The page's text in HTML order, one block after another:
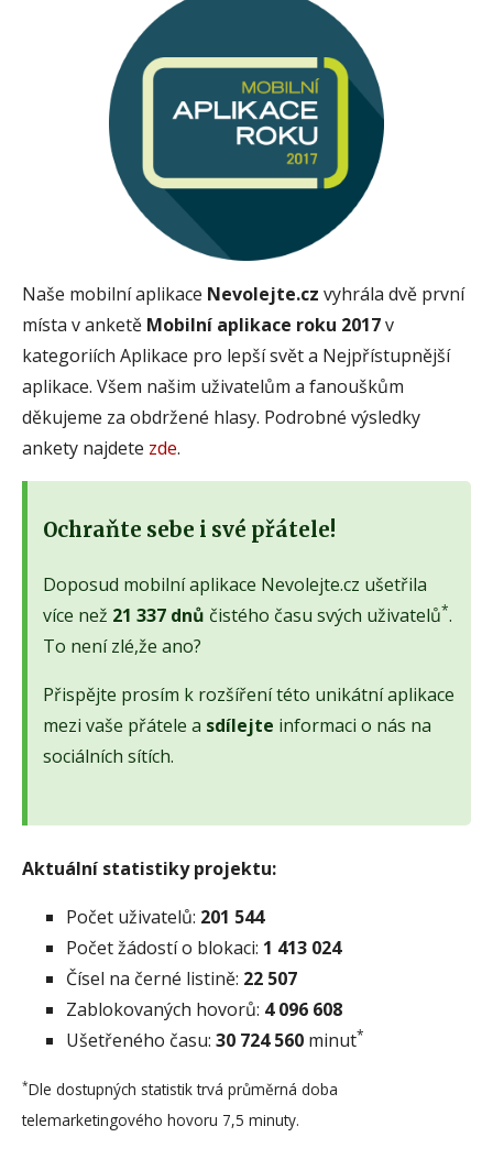
Naše mobilní aplikace Nevolejte.cz vyhrála dvě první
místa v anketě Mobilní aplikace roku 2017v
kategoriích Aplikace pro lepší svět a Nejpřístupnější
aplikace. Všem našim uživatelům a fanouškům
děkujeme za obdržené hlasy. Podrobné výsledky
ankety najdete zde.
Ochraňte sebe i své přátele!
Doposud mobilní aplikace Nevolejte.cz ušetřila
více než 21 337 dnů čistého času svých uživatelů*.
To není zlé,že ano?
Přispějte prosím k rozšíření této unikátní aplikace
mezi vaše přátele a sdílejte informaci o nás na
sociálních sítích.
Aktuální statistiky projektu:
Počet uživatelů: 201 544
Počet žádostí o blokaci: 1 413 024
Čísel na černé listině: 22 507
Zablokovaných hovorů: 4 096 608
Ušetřeného času: 30 724 560 minut*
*Dle dostupných statistik trvá průměrná doba
telemarketingového hovoru 7,5 minuty.